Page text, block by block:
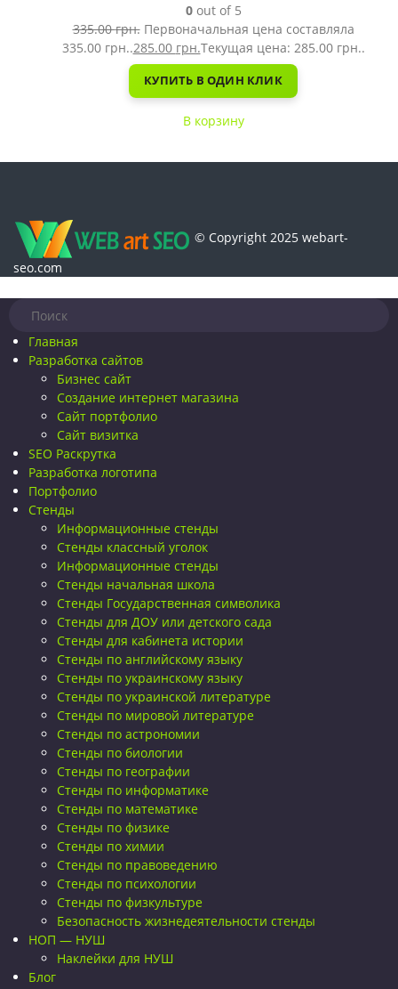
0out of 5
335.00грн. Первоначальная цена составляла
335.00 грн..285.00 грн.Текущая цена: 285.00 грн..
КУПИТЬ В ОДИН КЛИК
В корзину
© Copyright 2025 webart-
seo.com
Главная
Разработка сайтов
Бизнес сайт
Создание интернет магазина
Сайт портфолио
Сайт визитка
SEO Раскрутка
Разработка логотипа
Портфолио
Стенды
Информационные стенды
Стенды классный уголок
Информационные стенды
Стенды начальная школа
Стенды Государственная символика
Стенды для ДОУ или детского сада
Стенды для кабинета истории
Стенды по английскому языку
Стенды по украинскому языку
Стенды по украинской литературе
Стенды по мировой литературе
Стенды по астрономии
Стенды по биологии
Стенды по географии
Стенды по информатике
Стенды по математике
Стенды по физике
Стенды по химии
Стенды по правоведению
Стенды по психологии
Стенды по физкультуре
Безопасность жизнедеятельности стенды
НОП — НУШ
Наклейки для НУШ
Блог